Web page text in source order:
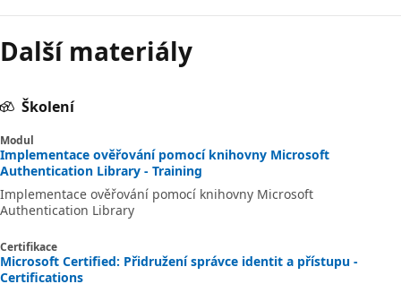
Další materiály
Školení
Modul
Implementace ověřování pomocí knihovny Microsoft
Authentication Library - Training
Implementace ověřování pomocí knihovny Microsoft
Authentication Library
Certifikace
Microsoft Certified: Přidružení správce identit a přístupu -
Certifications